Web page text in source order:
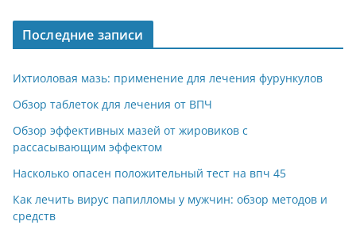
Последние записи
Ихтиоловая мазь: применение для лечения фурункулов
Обзор таблеток для лечения от ВПЧ
Обзор эффективных мазей от жировиков с
рассасывающим эффектом
Насколько опасен положительный тест на впч 45
Как лечить вирус папилломы у мужчин: обзор методов и
средств